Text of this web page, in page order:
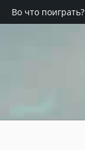
Во что поиграть?